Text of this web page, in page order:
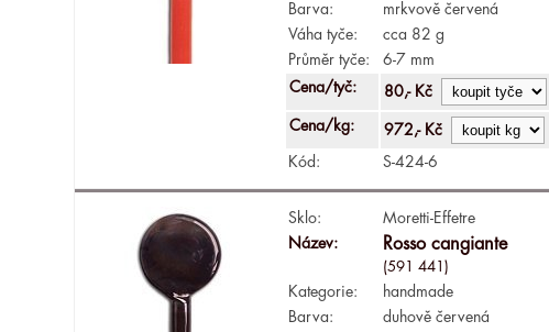
Barva:
mrkvově červená
Váha tyče:
cca 82 g
Průměr tyče:
6-7 mm
Cena/tyč:
80,- Kč
Cena/kg: 972,- Kč
Kód: S-424-6
Sklo:
Moretti-Effetre
Název:
Rosso cangiante
(591 441)
Kategorie:
handmade
Barva:
duhově červená